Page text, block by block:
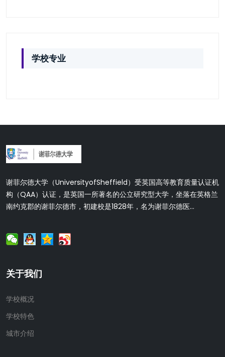
学校专业
谢菲尔德大学（UniversityofSheffield）受英国高等教育质量认证机
构（QAA）认证，是英国一所著名的公立研究型大学，坐落在英格兰
南约克郡的谢菲尔德市，初建校是1828年，名为谢菲尔德医...
关于我们
学校概况
学校特色
城市介绍